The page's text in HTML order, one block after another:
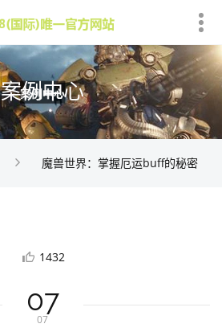
案例中心
魔兽世界：掌握厄运buff的秘密
1432
07
07